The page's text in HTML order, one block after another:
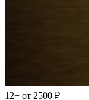
12+ от 2500 ₽